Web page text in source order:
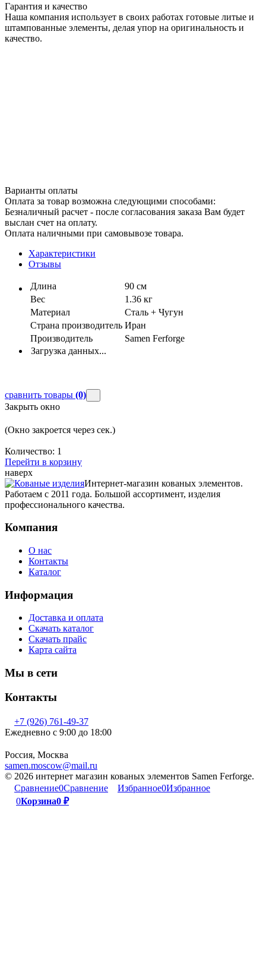
Гарантия и качество
Наша компания использует в своих работах готовые литые и
штампованные элементы, делая упор на оригинальность и
качество.
Варианты оплаты
Оплата за товар возможна следующими способами:
Безналичный расчет - после согласования заказа Вам будет
выслан счет на оплату.
Оплата наличными при самовывозе товара.
Характеристики
Отзывы
Длина
90 см
Вес
1.36 кг
Материал
Сталь + Чугун
Страна производитель Иран
Производитель
Samen Ferforge
Загрузка данных...
сравнить товары (0)
Закрыть окно
(Окно закроется через сек.)
Количество: 1
Перейти в корзину
наверх
Интернет-магазин кованых элементов.
Работаем с 2011 года. Большой ассортимент, изделия
профессионального качества.
Компания
О нас
Контакты
Каталог
Информация
Доставка и оплата
Скачать каталог
Скачать прайс
Карта сайта
Мы в сети
Контакты
+7 (926) 761-49-37
Ежедневно с 9:00 до 18:00
Россия, Москва
samen.moscow@mail.ru
© 2026 интернет магазин кованых элементов Samen Ferforge.
Сравнение0Сравнение Избранное0Избранное
0Корзина0 ₽